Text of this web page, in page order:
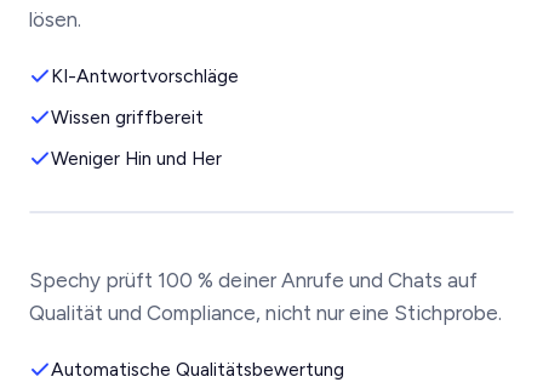
lösen.
KI-Antwortvorschläge
Wissen griffbereit
Weniger Hin und Her
Spechy prüft 100 % deiner Anrufe und Chats auf
Qualität und Compliance, nicht nur eine Stichprobe.
Automatische Qualitätsbewertung